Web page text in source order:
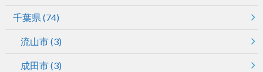
千葉県 (74)
流山市(3)
成田市(3)